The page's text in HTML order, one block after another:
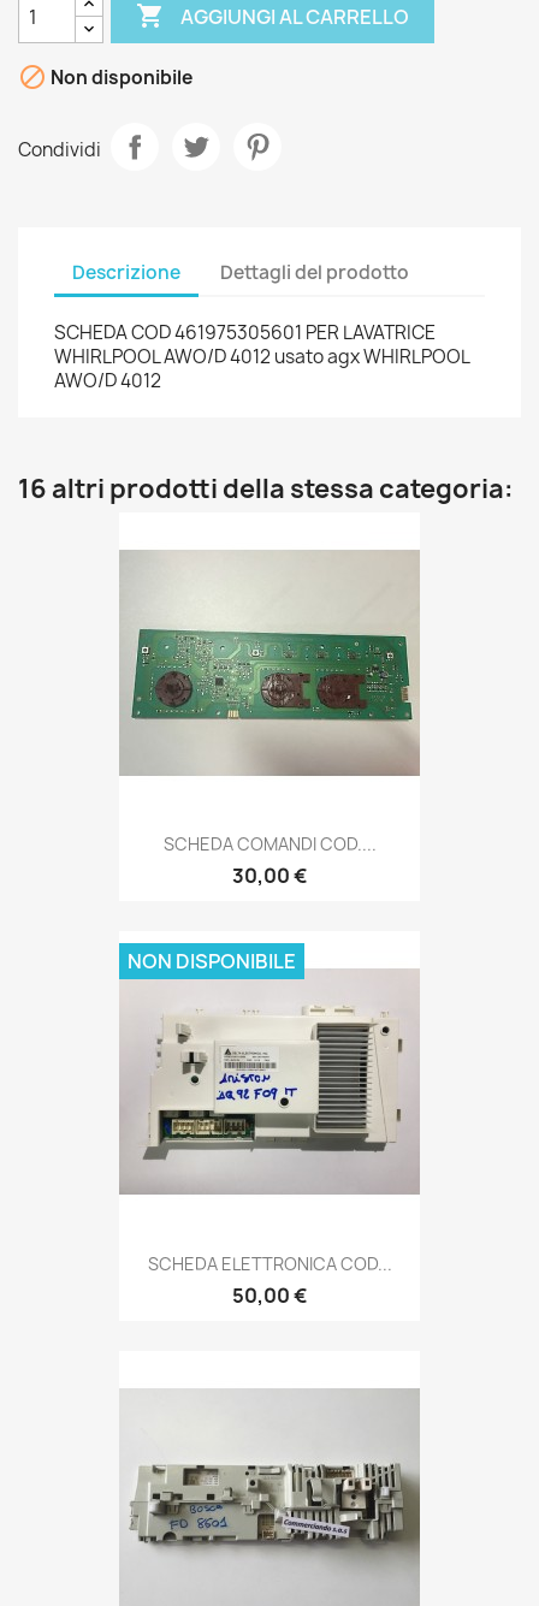
 AGGIUNGI AL CARRELLO
 Non disponibile
Condividi
Descrizione Dettagli del prodotto
SCHEDA COD 461975305601 PER LAVATRICE
WHIRLPOOL AWO/D 4012 usato agx WHIRLPOOL
AWO/D 4012
16 altri prodotti della stessa categoria:
SCHEDA COMANDI COD....
30,00 €
SCHEDA ELETTRONICA COD...
50,00 €
NON DISPONIBILE